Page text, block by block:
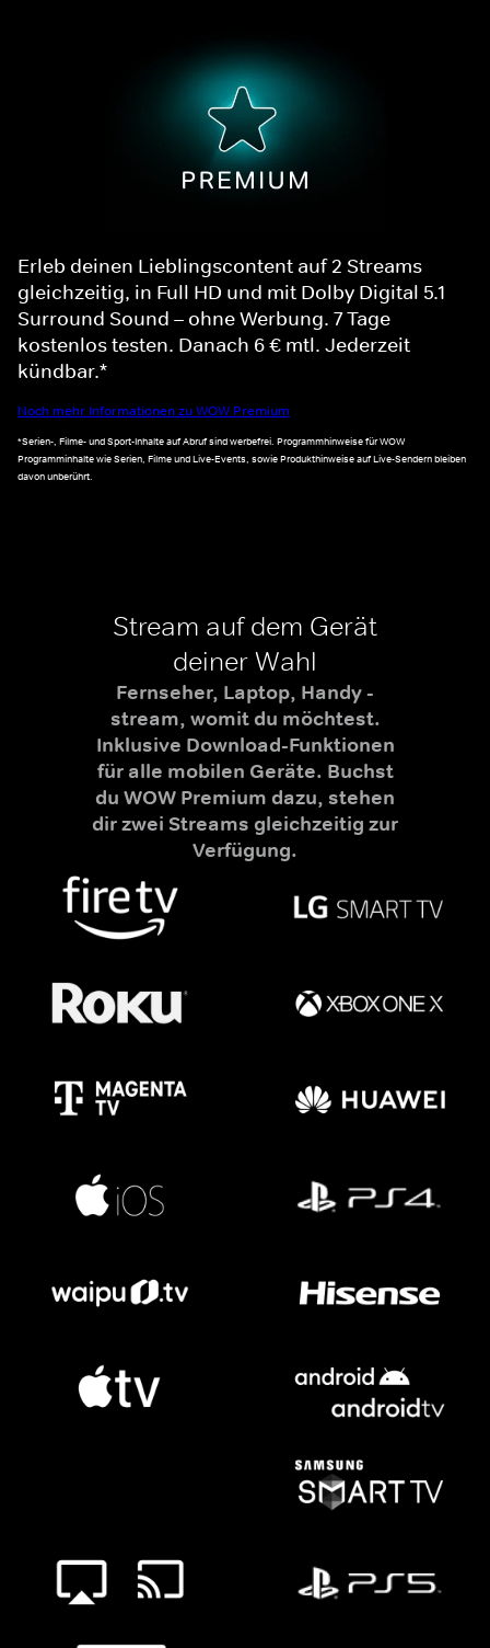
Erleb deinen Lieblingscontent auf 2 Streams
gleichzeitig, in Full HD und mit Dolby Digital 5.1
Surround Sound – ohne Werbung. 7 Tage
kostenlos testen. Danach 6 € mtl. Jederzeit
kündbar.*
Noch mehr Informationen zu WOW Premium
*Serien-, Filme- und Sport-Inhalte auf Abruf sind werbefrei. Programmhinweise für WOW
Programminhalte wie Serien, Filme und Live-Events, sowie Produkthinweise auf Live-Sendern bleiben
davon unberührt.
Stream auf dem Gerät
deiner Wahl
Fernseher, Laptop, Handy -
stream, womit du möchtest.
Inklusive Download-Funktionen
für alle mobilen Geräte. Buchst
du WOW Premium dazu, stehen
dir zwei Streams gleichzeitig zur
Verfügung.